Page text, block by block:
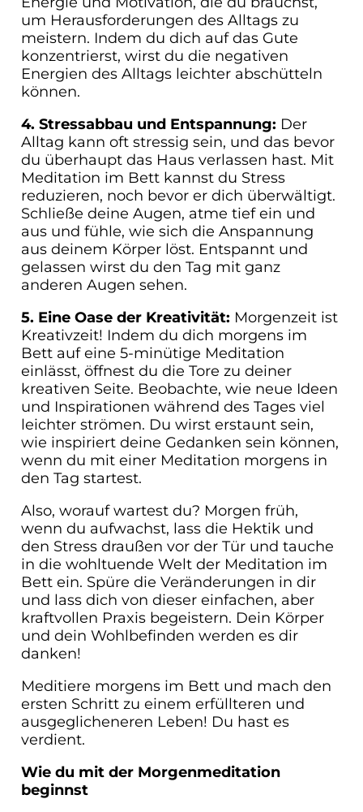
um Herausforderungen des Alltags zu
meistern. Indem du dich auf das Gute
konzentrierst, wirst du die negativen
Energien des Alltags leichter abschütteln
können.
4. Stressabbau und Entspannung: Der
Alltag kann oft stressig sein, und das bevor
du überhaupt das Haus verlassen hast. Mit
Meditation im Bett kannst du Stress
reduzieren, noch bevor er dich überwältigt.
Schließe deine Augen, atme tief ein und
aus und fühle, wie sich die Anspannung
aus deinem Körper löst. Entspannt und
gelassen wirst du den Tag mit ganz
anderen Augen sehen.
5. Eine Oase der Kreativität: Morgenzeit ist
Kreativzeit! Indem du dich morgens im
Bett auf eine 5-minütige Meditation
einlässt, öffnest du die Tore zu deiner
kreativen Seite. Beobachte, wie neue Ideen
und Inspirationen während des Tages viel
leichter strömen. Du wirst erstaunt sein,
wie inspiriert deine Gedanken sein können,
wenn du mit einer Meditation morgens in
den Tag startest.
Also, worauf wartest du? Morgen früh,
wenn du aufwachst, lass die Hektik und
den Stress draußen vor der Tür und tauche
in die wohltuende Welt der Meditation im
Bett ein. Spüre die Veränderungen in dir
und lass dich von dieser einfachen, aber
kraftvollen Praxis begeistern. Dein Körper
und dein Wohlbefinden werden es dir
danken!
Meditiere morgens im Bett und mach den
ersten Schritt zu einem erfüllteren und
ausgeglicheneren Leben! Du hast es
verdient.
Wie du mit der Morgenmeditation
beginnst